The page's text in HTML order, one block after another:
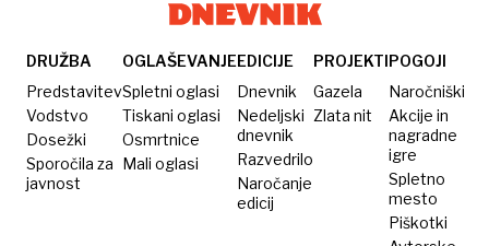
DRUŽBA
Predstavitev
Vodstvo
Dosežki
Sporočila za
javnost
OGLAŠEVANJE
Spletni oglasi
Tiskani oglasi
Osmrtnice
Mali oglasi
EDICIJE
Dnevnik
Nedeljski
dnevnik
Razvedrilo
Naročanje
edicij
PROJEKTI
Gazela
Zlata nit
POGOJI
Naročniški
Akcije in
nagradne
igre
Spletno
mesto
Piškotki